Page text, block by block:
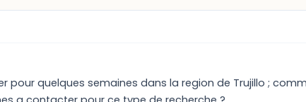
pour quelques semaines dans la region de Trujillo ;